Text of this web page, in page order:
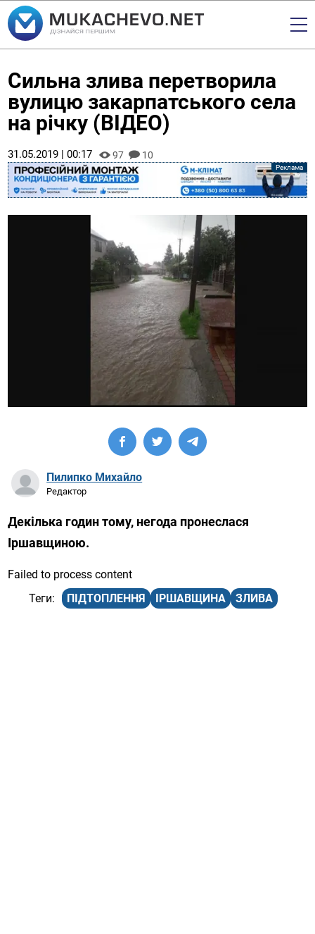
Сильна злива перетворила
вулицю закарпатського села
на річку (ВІДЕО)
31.05.2019 | 00:17 97 10
Пилипко Михайло
Редактор
Декілька годин тому, негода пронеслася
Іршавщиною.
Failed to process content
ПІДТОПЛЕННЯ
ІРШАВЩИНА ЗЛИВА